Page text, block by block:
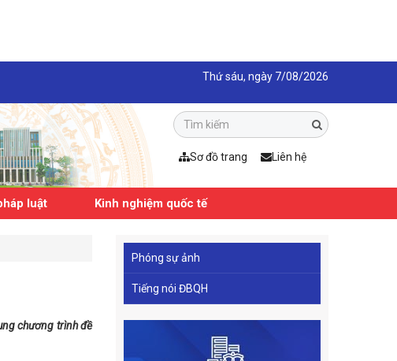
Thứ sáu, ngày 7/08/2026
Sơ đồ trang Liên hệ
luật Kinh nghiệm quốc tế
chương trình đề
Phóng sự ảnh
Tiếng nói ĐBQH